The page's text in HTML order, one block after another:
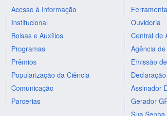
Acesso à Informação
Institucional
Bolsas e Auxílios
Programas
Prêmios
Popularização da Ciência
Comunicação
Parcerias
Ouvidoria
Central de
Agência
Emissão
Assinador
Gerador
Sua Senha